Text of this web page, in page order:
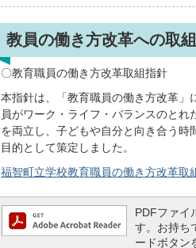
教員の働き方改革への取
〇教育職員の働き方改革取組指針
本指針は、「教育職員の働き方改革
員がワーク・ライフ・バランスのと
を両立し、子どもや自分と向き合う
目的として策定しました。
福智町立学校教育職員の働き方改革取
PDFファイ
す。お持ち
ードボタン